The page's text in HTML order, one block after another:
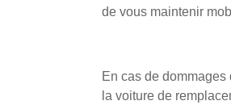
de vous maintenir
En cas de
la voiture de